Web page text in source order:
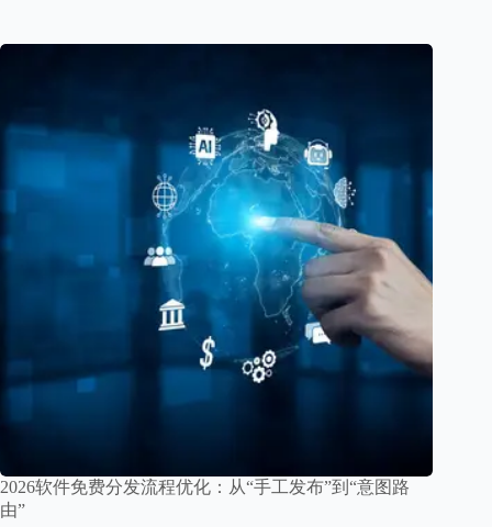
2026软件免费分发流程优化：从“手工发布”到“意图路
由”